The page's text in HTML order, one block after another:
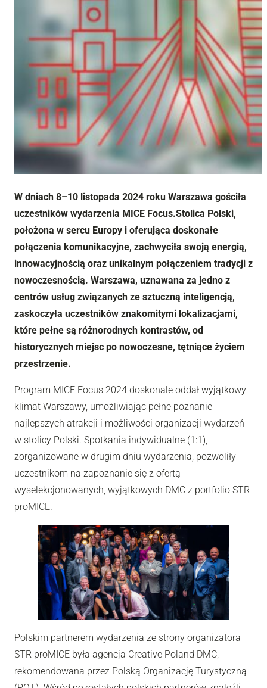
W dniach 8–10 listopada 2024 roku Warszawa gościła
uczestników wydarzenia MICE Focus.Stolica Polski,
położona w sercu Europy i oferująca doskonałe
połączenia komunikacyjne, zachwyciła swoją energią,
innowacyjnością oraz unikalnym połączeniem tradycji z
nowoczesnością. Warszawa, uznawana za jedno z
centrów usług związanych ze sztuczną inteligencją,
zaskoczyła uczestników znakomitymi lokalizacjami,
które pełne są różnorodnych kontrastów, od
historycznych miejsc po nowoczesne, tętniące życiem
przestrzenie.
Program MICE Focus 2024 doskonale oddał wyjątkowy
klimat Warszawy, umożliwiając pełne poznanie
najlepszych atrakcji i możliwości organizacji wydarzeń
w stolicy Polski. Spotkania indywidualne (1:1),
zorganizowane w drugim dniu wydarzenia, pozwoliły
uczestnikom na zapoznanie się z ofertą
wyselekcjonowanych, wyjątkowych DMC z portfolio STR
proMICE.
Polskim partnerem wydarzenia ze strony organizatora
STR proMICE była agencja Creative Poland DMC,
rekomendowana przez Polską Organizację Turystyczną